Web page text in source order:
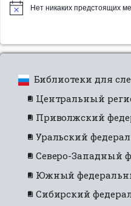
Нет никаких предстоящих
Библиотеки для
Центральный
Приволжский
Уральский
Северо-Западный
Южный
Сибирский